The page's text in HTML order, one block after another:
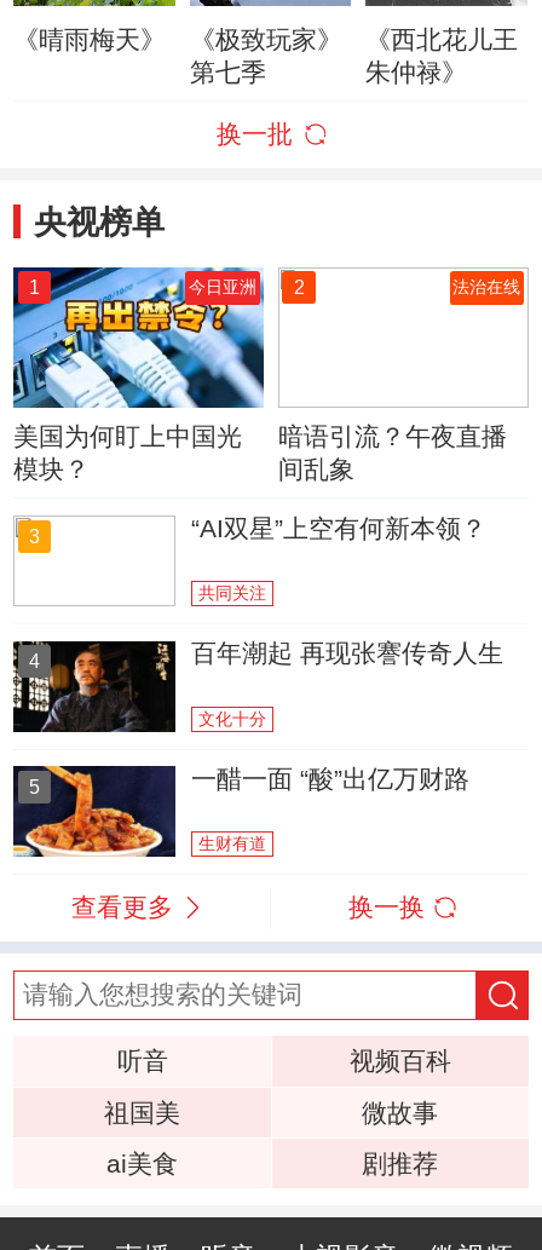
《晴雨梅天》
《极致玩家》
第七季
《西北花儿王
朱仲禄》
换一批
央视榜单
1 今日亚洲
美国为何盯上中国光
模块？
2 法治在线
暗语引流？午夜直播
间乱象
3 “AI双星”上空有何新本领？
共同关注
4 百年潮起 再现张謇传奇人生
文化十分
5 一醋一面 “酸”出亿万财路
生财有道
查看更多 换一换
听音
视频百科
祖国美
微故事
ai美食
剧推荐